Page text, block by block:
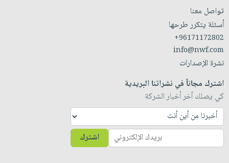
تواصل معنا
أسئلة يتكرر طرحها
+96171172802
info@nwf.com
نشرة الإصدارات
اشترك مجاناً في نشراتنا البريدية
كي يصلك آخر أخبار الشركة
اشترك